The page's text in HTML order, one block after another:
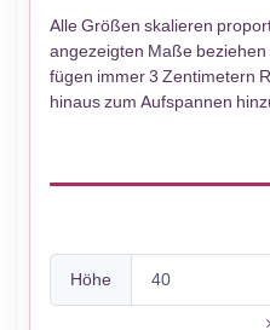
Alle Größen skalieren
angezeigten Maße
fügen immer 3 Zentimetern
hinaus zum Aufspannen
Höhe